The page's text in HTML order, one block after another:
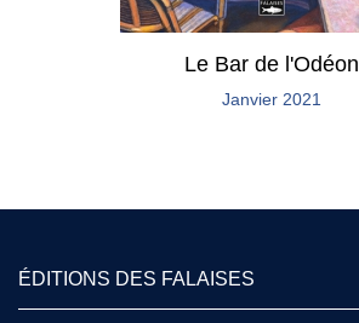
Le Bar de l'Odéon
Janvier 2021
ÉDITIONS DES FALAISES